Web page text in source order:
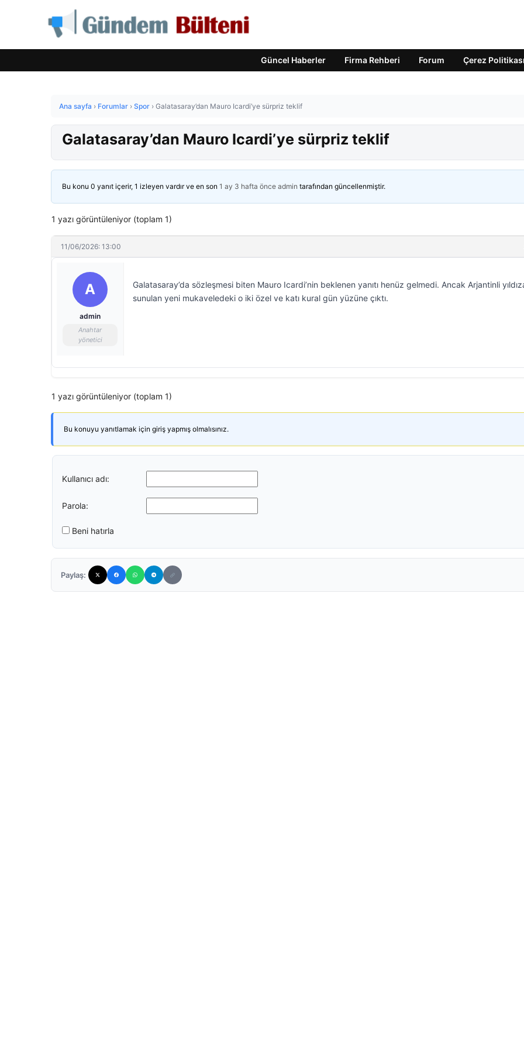
Güncel Haberler Firma Rehberi Forum Çerez Politikası
Ana sayfa › Forumlar › Spor › Galatasaray’dan Mauro Icardi’ye sürpriz teklif
Galatasaray’dan Mauro Icardi’ye sürpriz teklif
Bu konu 0 yanıt içerir, 1 izleyen vardır ve en son 1 ay 3 hafta önce admin tarafından güncellenmiştir.
1 yazı görüntüleniyor (toplam 1)
11/06/2026: 13:00
A
admin
Anahtar
yönetici
Galatasaray’da sözleşmesi biten Mauro Icardi’nin beklenen yanıtı henüz gelmedi. Ancak Arjantinli
sunulan yeni mukaveledeki o iki özel ve katı kural gün yüzüne çıktı.
1 yazı görüntüleniyor (toplam 1)
Bu konuyu yanıtlamak için giriş yapmış olmalısınız.
Kullanıcı adı:
Parola:
Beni hatırla
Paylaş: